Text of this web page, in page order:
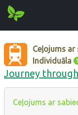
Ceļojums
Individuāla
Journey
Ceļojums ar